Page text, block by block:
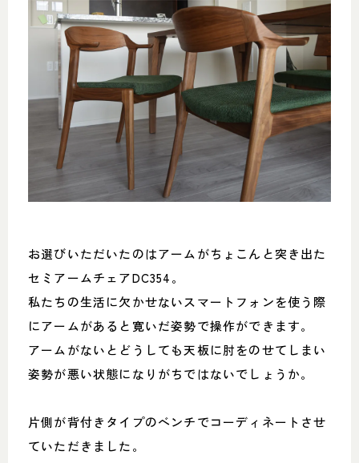
お選びいただいたのはアームがちょこんと突き出た
セミアームチェアDC354。
私たちの生活に欠かせないスマートフォンを使う際
にアームがあると寛いだ姿勢で操作ができます。
アームがないとどうしても天板に肘をのせてしまい
姿勢が悪い状態になりがちではないでしょうか。
片側が背付きタイプのベンチでコーディネートさせ
ていただきました。